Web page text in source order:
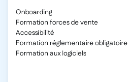
Onboarding
Formation forces de vente
Accessibilité
Formation réglementaire obligatoire
Formation aux logiciels